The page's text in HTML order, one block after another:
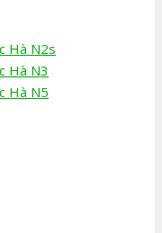
Hà N2s
Hà N3
Hà N5